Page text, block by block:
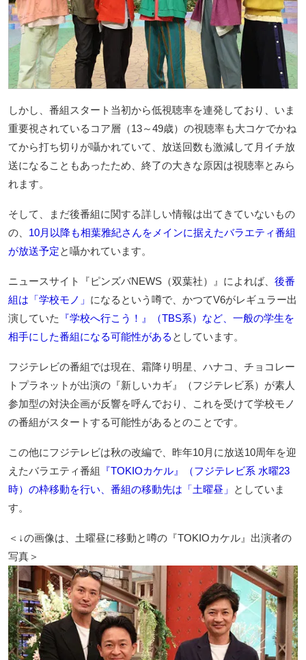
しかし、番組スタート当初から低視聴率を連発しており、いま
重要視されているコア層（13～49歳）の視聴率も大コケでかね
てから打ち切りが囁かれていて、放送回数も激減して月イチ放
送になることもあったため、終了の大きな原因は視聴率とみら
れます。
そして、まだ後番組に関する詳しい情報は出てきていないもの
の、 10月以降も相葉雅紀さんをメインに据えたバラエティ番組
が放送予定と囁かれています。
ニュースサイト『ピンズバNEWS（双葉社）』によれば、 後番
組は「学校モノ」 になるという噂で、かつてV6がレギュラー出
演していた
『学校へ行こう！』（TBS系）など、一般の学生を
相手にした番組になる可能性がある としています。
フジテレビの番組では現在、霜降り明星、ハナコ、チョコレー
トプラネットが出演の『新しいカギ』（フジテレビ系）が素人
参加型の対決企画が反響を呼んでおり、これを受けて学校モノ
の番組がスタートする可能性があるとのことです。
この他にフジテレビは秋の改編で、昨年10月に放送10周年を迎
えたバラエティ番組
『TOKIOカケル』（フジテレビ系 水曜23
時）の枠移動を行い、番組の移動先は「土曜昼」
としていま
す。
＜↓の画像は、土曜昼に移動と噂の『TOKIOカケル』出演者の
写真＞